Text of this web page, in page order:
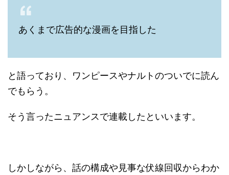
あくまで広告的な漫画を目指した
と語っており、ワンピースやナルトのついでに読ん
でもらう。
そう言ったニュアンスで連載したといいます。
しかしながら、話の構成や見事な伏線回収からわか